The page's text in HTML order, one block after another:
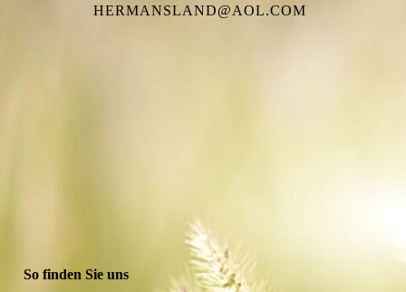
ERMANSLAND@AOL.COM
So finden Sie uns